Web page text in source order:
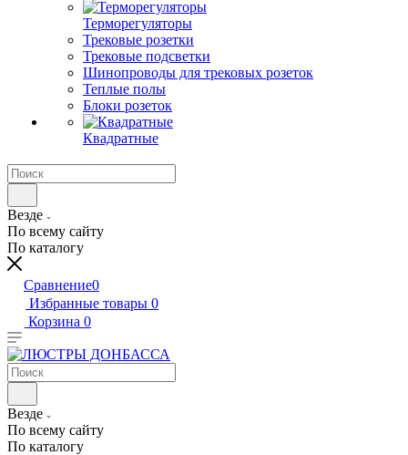
Терморегуляторы
Трековые розетки
Трековые подсветки
Шинопроводы для трековых розеток
Теплые полы
Блоки розеток
Квадратные
Везде
По всему сайту
По каталогу
Сравнение0
Избранные товары 0
Корзина 0
Везде
По всему сайту
По каталогу